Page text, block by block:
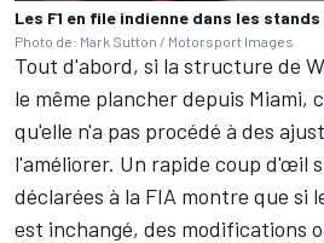
Les F1 en file indienne dans les stands
Photo de: Mark Sutton / Motorsport Images
Tout d'abord, si la structure de
le même plancher depuis Miami,
qu'elle n'a pas procédé à des
l'améliorer. Un rapide coup d'œil
déclarées à la FIA montre que si
est inchangé, des modifications